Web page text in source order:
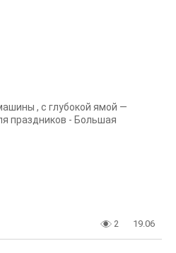
, с глубокой ямой —
праздников - Большая
2 19.06